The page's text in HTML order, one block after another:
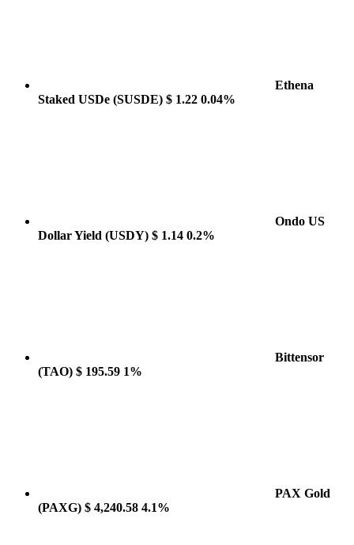
Ethena
Staked USDe (SUSDE) $ 1.22 0.04%
Ondo US
Dollar Yield (USDY) $ 1.14 0.2%
Bittensor
(TAO) $ 195.59 1%
PAX Gold
(PAXG) $ 4,240.58 4.1%